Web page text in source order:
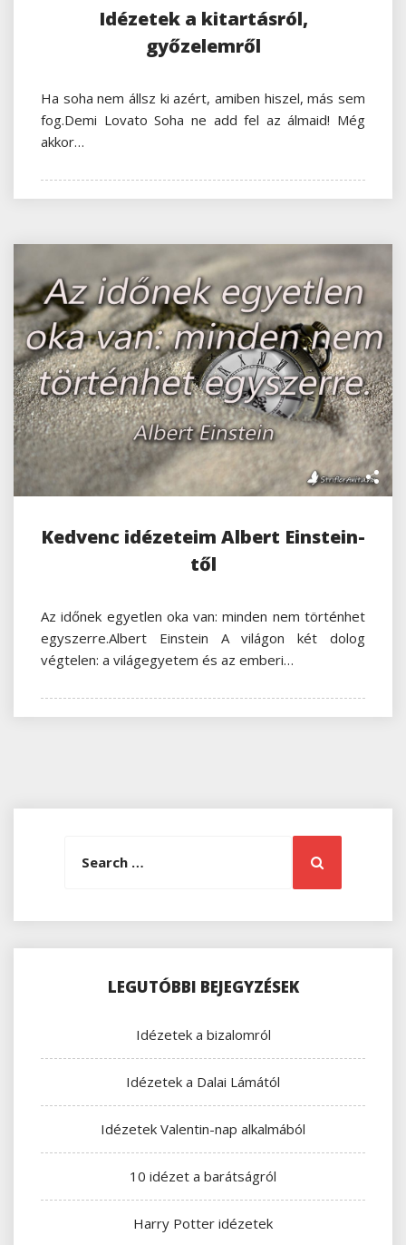
Idézetek a kitartásról,
győzelemről
Ha soha nem állsz ki azért, amiben hiszel, más sem
fog.Demi Lovato Soha ne add fel az álmaid! Még
akkor…
Kedvenc idézeteim Albert Einstein-
től
Az időnek egyetlen oka van: minden nem történhet
egyszerre.Albert Einstein A világon két dolog
végtelen: a világegyetem és az emberi…
Search
LEGUTÓBBI BEJEGYZÉSEK
Idézetek a bizalomról
Idézetek a Dalai Lámától
Idézetek Valentin-nap alkalmából
10 idézet a barátságról
Harry Potter idézetek